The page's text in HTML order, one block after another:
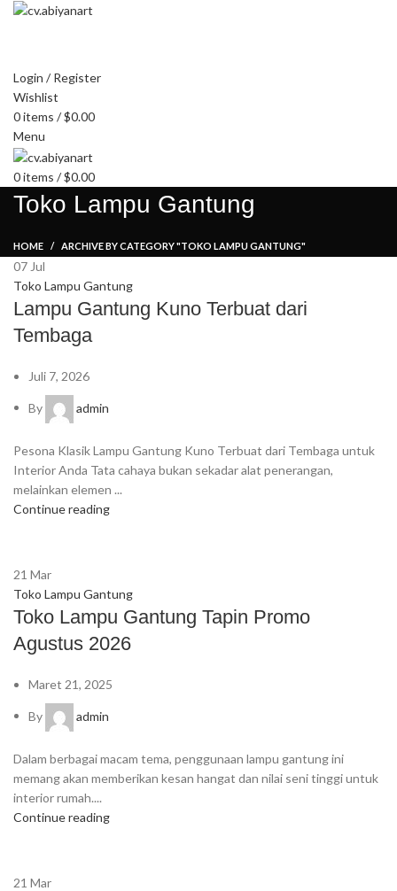
Login / Register
Wishlist
0items /$0.00
Menu
0items /$0.00
Toko Lampu Gantung
HOME ARCHIVE BY CATEGORY "TOKO LAMPU GANTUNG"
07 Jul
Toko Lampu Gantung
Lampu Gantung Kuno Terbuat dari
Tembaga
Juli 7, 2026
By admin
Pesona Klasik Lampu Gantung Kuno Terbuat dari Tembaga untuk
Interior Anda Tata cahaya bukan sekadar alat penerangan,
melainkan elemen ...
Continue reading
21 Mar
Toko Lampu Gantung
Toko Lampu Gantung Tapin Promo
Agustus 2026
Maret 21, 2025
By admin
Dalam berbagai macam tema, penggunaan lampu gantung ini
memang akan memberikan kesan hangat dan nilai seni tinggi untuk
interior rumah....
Continue reading
21 Mar